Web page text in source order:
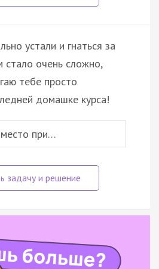
устали и гнаться за
стало очень сложно,
тебе просто
домашке курса!
при…